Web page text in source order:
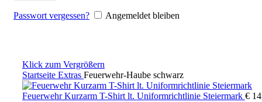
Passwort vergessen? Angemeldet bleiben
Klick zum Vergrößern
Startseite Extras Feuerwehr-Haube schwarz
Feuerwehr Kurzarm T-Shirt lt. Uniformrichtlinie Steiermark €